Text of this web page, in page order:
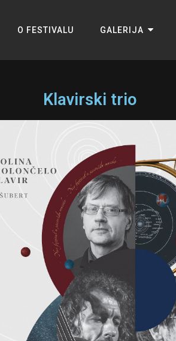
O FESTIVALU GALERIJA
Klavirski trio